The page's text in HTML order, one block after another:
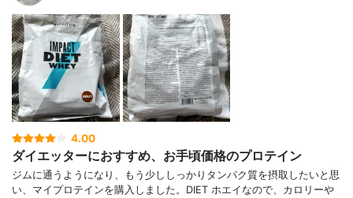
4.00
ダイエッターにおすすめ、お手頃価格のプロテイン
ジムに通うようになり、もう少ししっかりタンパク質を摂取したいと思
い、マイプロテインを購入しました。DIET ホエイなので、カロリーや